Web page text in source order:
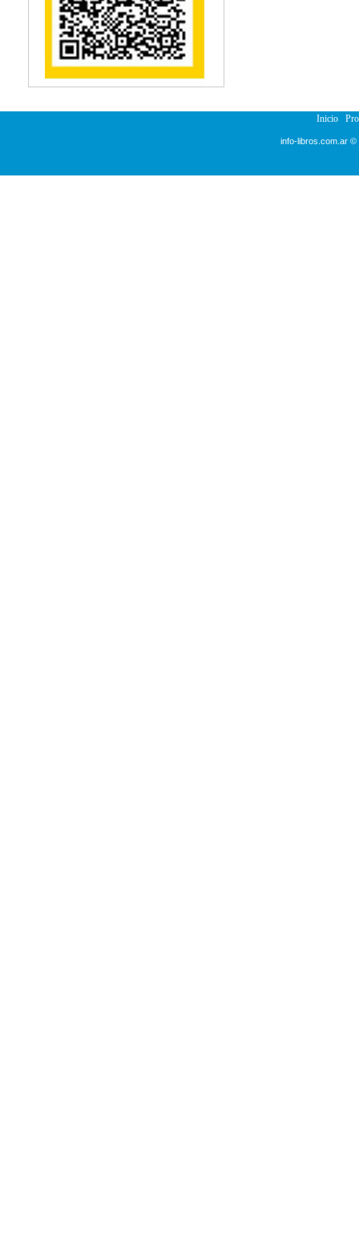
Reumatología
Salud Pública
Sección Medicina
Semiología
Terapia Ocupacional
Veterinaria
Inicio
info-libros.com.ar